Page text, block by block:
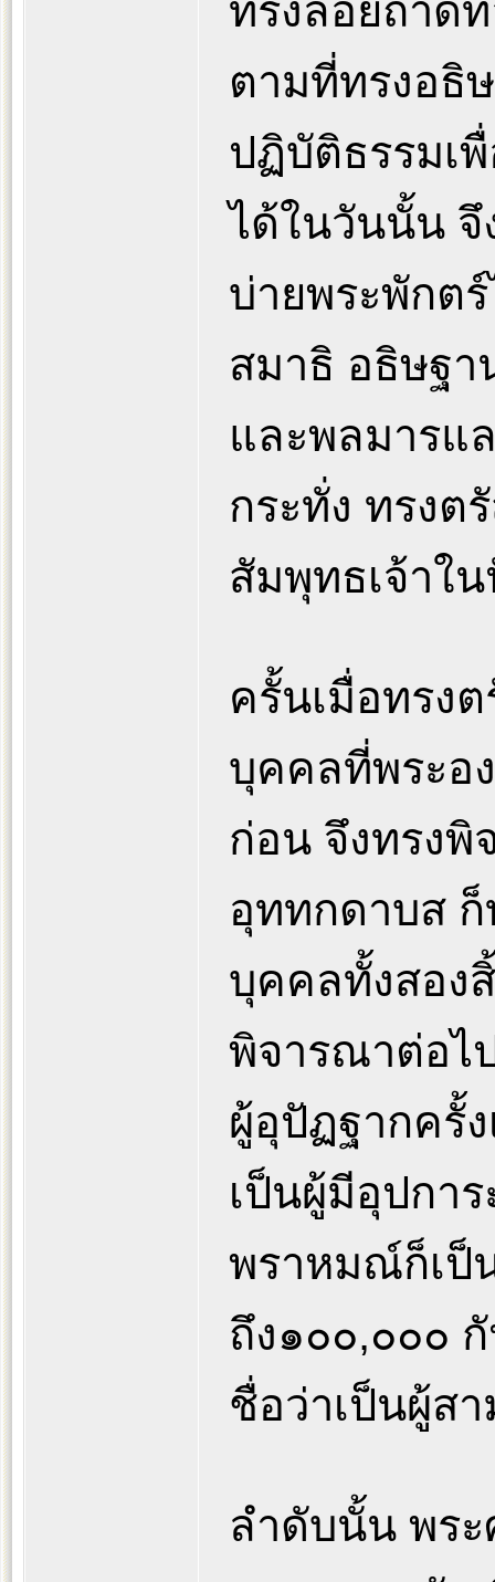
ทรงลอยถาด
ตามที่ทรงอธิ
ปฏิบัติธรรมเ
ได้ในวันนั้น จึ
บ่ายพระพักต
สมาธิ อธิษฐา
และพลมารแ
กระทั่ง ทรงต
สัมพุทธเจ้าใ
ครั้นเมื่อทรง
บุคคลที่พระอ
ก่อน จึงทรงพิ
อุททกดาบส
บุคคลทั้งสอง
พิจารณาต่อไ
ผู้อุปัฏฐากครั้
เป็นผู้มีอุปกา
พราหมณ์ก็เป็
ถึง๑๐๐,๐๐๐
ชื่อว่าเป็นผู้ส
ลำดับนั้น พระ